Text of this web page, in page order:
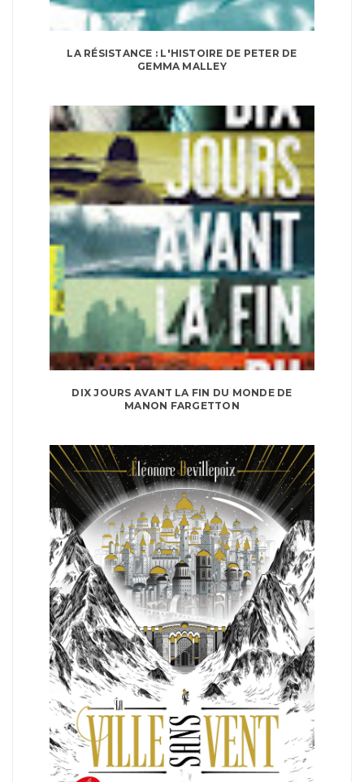
LA RÉSISTANCE : L'HISTOIRE DE PETER DE
GEMMA MALLEY
DIX JOURS AVANT LA FIN DU MONDE DE
MANON FARGETTON